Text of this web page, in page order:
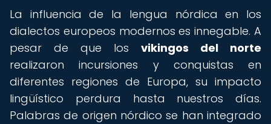
La influencia de la lengua nórdica en los
dialectos europeos modernos es innegable. A
pesar de que los vikingos del norte
realizaron incursiones y conquistas en
diferentes regiones de Europa, su impacto
lingüístico perdura hasta nuestros días.
Palabras de origen nórdico se han integrado